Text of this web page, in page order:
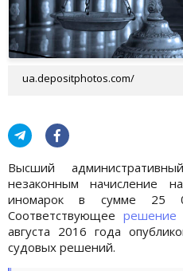
ua.depositphotos.com/
Высший
незаконным начисление
иномарок в сумме 25
Соответствующее решение
августа 2016 года
судовых решений.